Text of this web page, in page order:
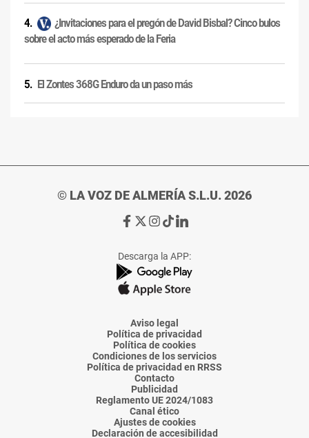
¿Invitaciones para el pregón de David Bisbal? Cinco bulos
sobre el acto más esperado de la Feria
El Zontes 368G Enduro da un paso más
© LA VOZ DE ALMERÍA S.L.U. 2026
Ir
de
La
Voz
Almería
Ir
de
La
Voz
Almería
Ir
de
La
Voz
Almería
Ir
de
La
Voz
Almería
Ir
de
La
Voz
Descarga la APP:
Aviso legal
Política de privacidad
Política de cookies
Condiciones de los servicios
Política de privacidad en RRSS
Contacto
Publicidad
Reglamento UE 2024/1083
Canal ético
Ajustes de cookies
Declaración de accesibilidad